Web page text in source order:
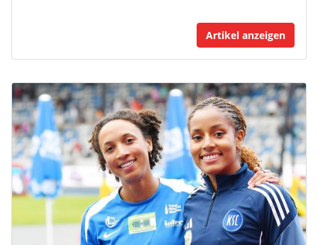
Artikel anzeigen